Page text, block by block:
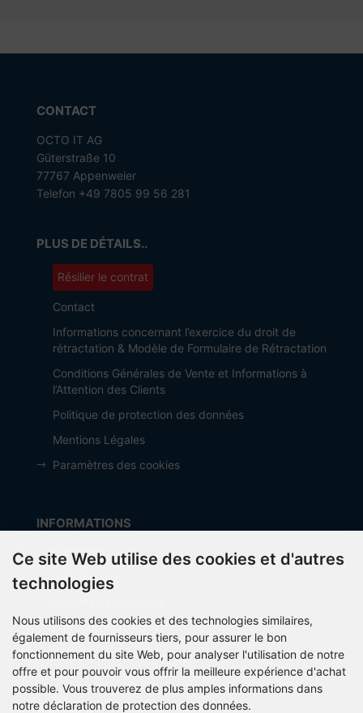
CONTACT
OCTO IT AG
Güterstraße 10
77767 Appenweier
Telefon +49 7805 99 56 281
PLUS DE DÉTAILS..
Résilier le contrat
Contact
Informations concernant l’exercice du droit de
rétractation & Modèle de Formulaire de Rétractation
Conditions Générales de Vente et Informations à
l’Attention des Clients
Politique de protection des données
Mentions Légales
Paramètres des cookies
INFORMATIONS
Fabricant
frais de port
À propos d’OCTO IT
Sitemap
Ce site Web utilise des cookies et d'autres
technologies
Nous utilisons des cookies et des technologies similaires,
également de fournisseurs tiers, pour assurer le bon
fonctionnement du site Web, pour analyser l'utilisation de notre
offre et pour pouvoir vous offrir la meilleure expérience d'achat
possible. Vous trouverez de plus amples informations dans
notre déclaration de protection des données.